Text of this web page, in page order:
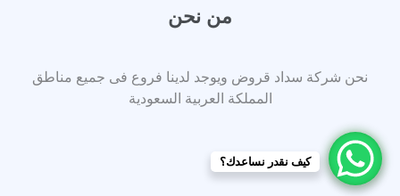
من نحن
نحن شركة سداد قروض ويوجد لدينا فروع فى جميع مناطق
المملكة العربية السعودية
كيف نقدر نساعدك؟